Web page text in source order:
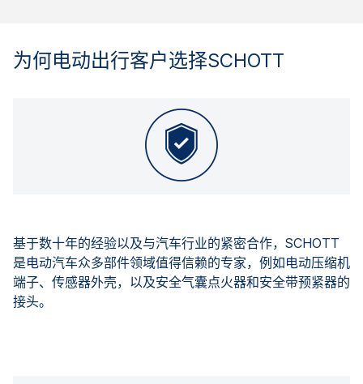
为何电动出行客户选择SCHOTT
基于数十年的经验以及与汽车行业的紧密合作，SCHOTT
是电动汽车众多部件领域值得信赖的专家，例如电动压缩机
端子、传感器外壳，以及安全气囊点火器和安全带预紧器的
接头。